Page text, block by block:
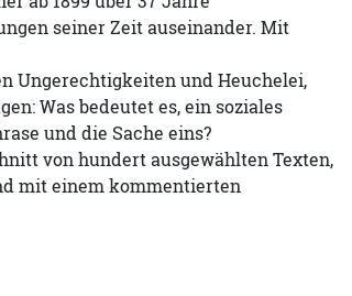
seiner Zeit auseinander. Mit
Ungerechtigkeiten und Heuchelei,
Was bedeutet es, ein soziales
und die Sache eins?
von hundert ausgewählten Texten,
mit einem kommentierten